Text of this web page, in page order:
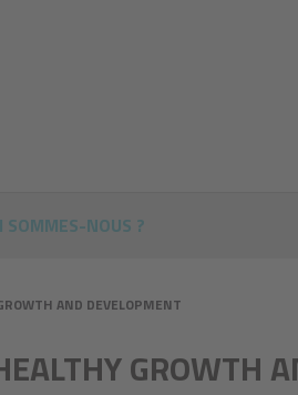
AND DEVELOPMENT
GROWTH
SOMMES-NOUS ?